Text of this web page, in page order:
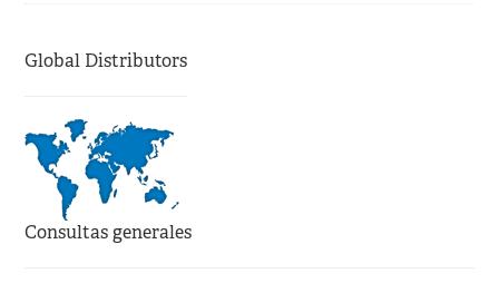
Global Distributors
Consultas generales